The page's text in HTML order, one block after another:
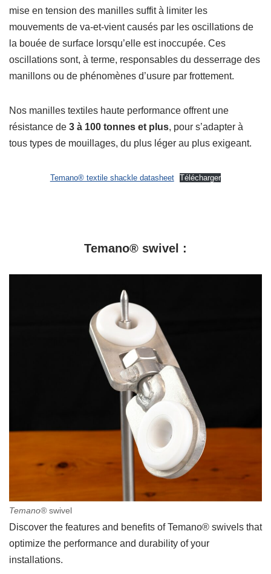
mise en tension des manilles suffit à limiter les
mouvements de va-et-vient causés par les oscillations de
la bouée de surface lorsqu’elle est inoccupée. Ces
oscillations sont, à terme, responsables du desserrage des
manillons ou de phénomènes d’usure par frottement.
Nos manilles textiles haute performance offrent une
résistance de 3 à 100 tonnes et plus, pour s’adapter à
tous types de mouillages, du plus léger au plus exigeant.
Temano® textile shackle datasheet Télécharger
Temano® swivel :
Temano®swivel
Discover the features and benefits of Temano® swivels that
optimize the performance and durability of your
installations.